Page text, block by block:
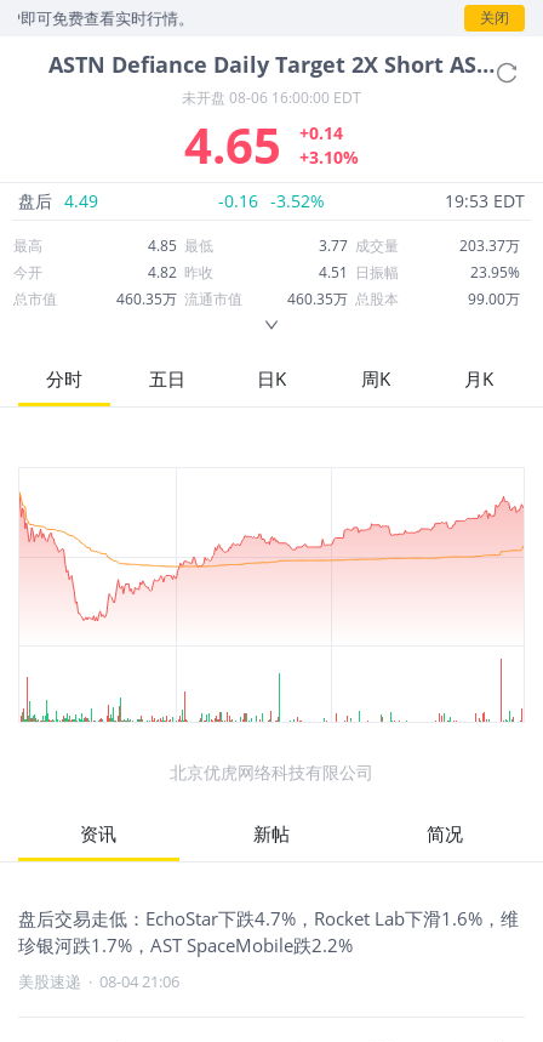
费查看实时行情。 关闭
ASTN Defiance Daily Target 2X Short ASTS ETF
未开盘 08-06 16:00:00 EDT
4.65
+0.14
+3.10%
盘后 4.49 -0.16 -3.52% 19:53 EDT
最高 4.85 最低 3.77 成交量
203.37万
今开
4.82 昨收 4.51 日振幅
23.95%
总市值
460.35万 流通市值 460.35万 总股本
99.00万
52周最高
25.06 市盈率
股息
分时 五日 日K 周K 月K
北京优虎网络科技有限公司
资讯 新帖 简况
盘后交易走低：EchoStar下跌4.7%，Rocket Lab下滑1.6%，维
珍银河跌1.7%，AST SpaceMobile跌2.2%
美股速递 · 08-04 21:06